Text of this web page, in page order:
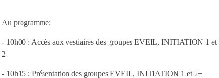
Au programme:
- 10h00 : Accès aux vestiaires des groupes EVEIL, INITIATION 1 et
2
- 10h15 : Présentation des groupes EVEIL, INITIATION 1 et 2+